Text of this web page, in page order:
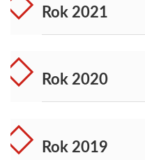
Rok 2021
Rok 2020
Rok 2019